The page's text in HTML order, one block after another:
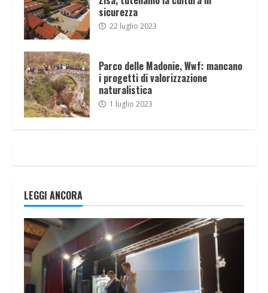
sicurezza
22 luglio 2023
Parco delle Madonie, Wwf: mancano
i progetti di valorizzazione
naturalistica
1 luglio 2023
LEGGI ANCORA